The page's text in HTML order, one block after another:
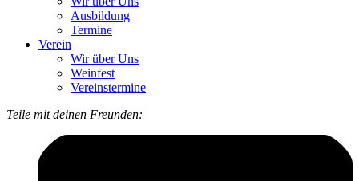
Ausbildung
Termine
Verein
Wir über Uns
Weinfest
Vereinstermine
Teile mit deinen Freunden: